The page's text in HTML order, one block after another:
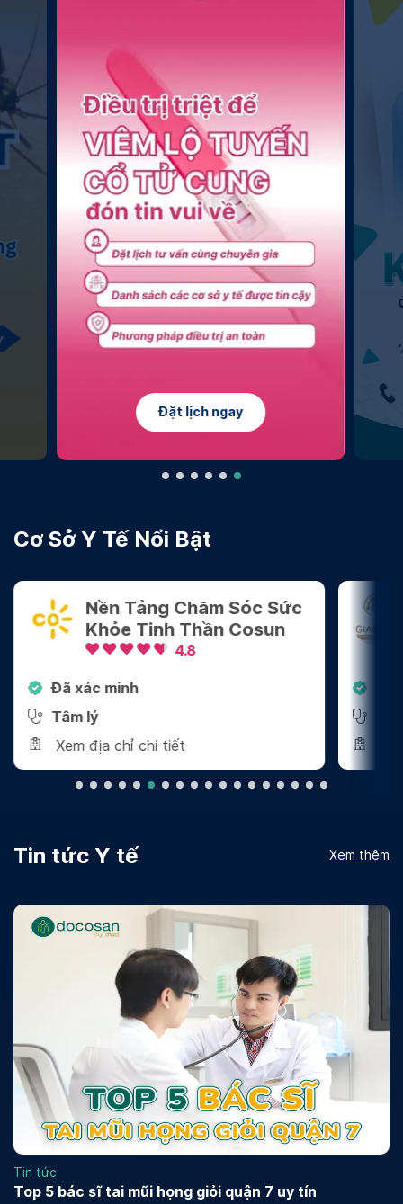
Tìm hiểu thêm
Cơ Sở Y Tế Nổi Bật
Công Ty TNHH Tham Vấn
Tâm Lý Giang Vũ
4.8
Đã xác minh
Tâm lý
Xem địa chỉ chi tiết
Tin tức Y tế Xem thêm
Tin tức
Top 5 bác sĩ tai mũi họng giỏi quận 7 uy tín